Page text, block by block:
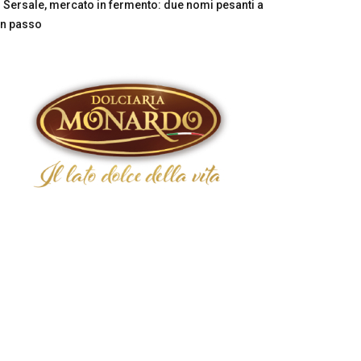
Sersale, mercato in fermento: due nomi pesanti a
passo